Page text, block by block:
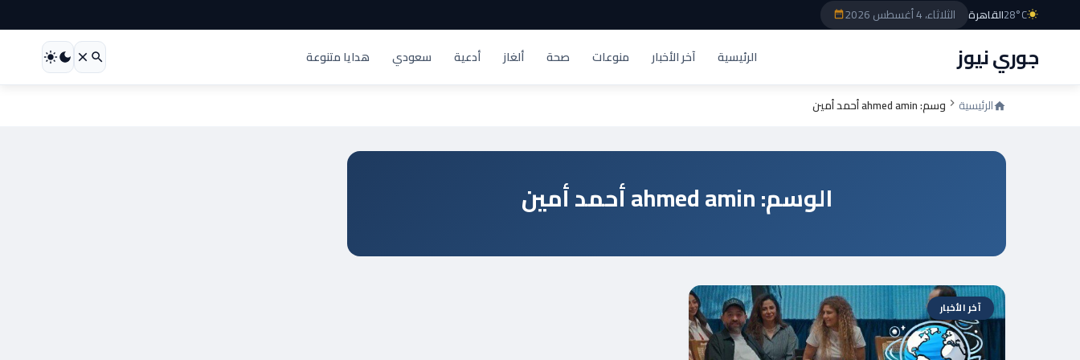
الثلاثاء، 4 أغسطس 2026 28°Cالقاهرة
جوري نيوز الرئيسية آخر الأخبار منوعات صحة ألغاز أدعية سعودي هدايا متنوعة
الرئيسية وسم: ahmed amin أحمد أمين
الوسم: ahmed amin أحمد أمين
آخر الأخبار